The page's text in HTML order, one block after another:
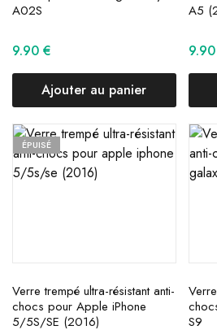
A02S
9.90 €
Ajouter au panier
A5
9.90
ÉPUISÉ
Verre trempé ultra-résistant anti-
chocs pour Apple iPhone
5/5S/SE (2016)
S9